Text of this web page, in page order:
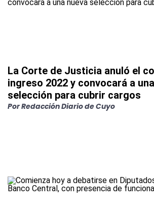
La Corte de Justicia anuló el
ingreso 2022 y convocará a
selección para cubrir cargos
PorRedacción Diario de Cuyo